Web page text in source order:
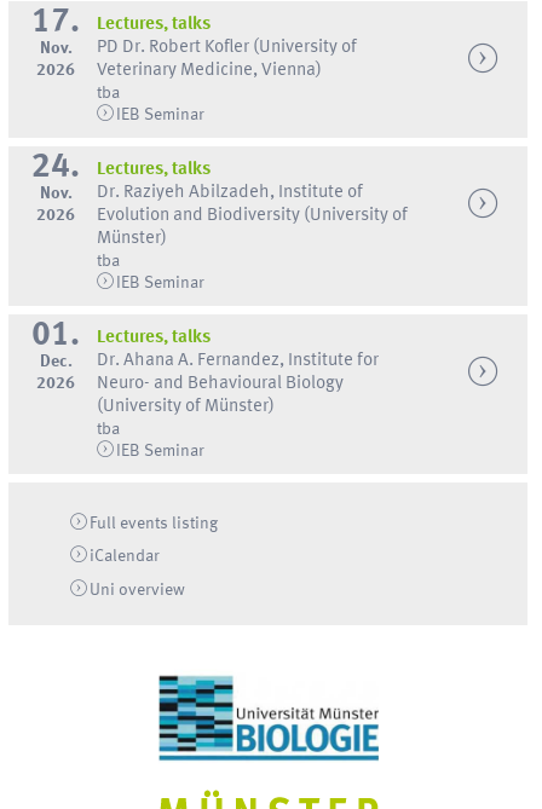
17.
Nov.
2026
Lectures, talks
PD Dr. Robert Kofler (University of
Veterinary Medicine, Vienna)
tba
IEB Seminar
24.
Nov.
2026
Lectures, talks
Dr. Raziyeh Abilzadeh, Institute of
Evolution and Biodiversity (University of
Münster)
tba
IEB Seminar
01.
Dec.
2026
Lectures, talks
Dr. Ahana A. Fernandez, Institute for
Neuro- and Behavioural Biology
(University of Münster)
tba
IEB Seminar
Full events listing
iCalendar
Uni overview